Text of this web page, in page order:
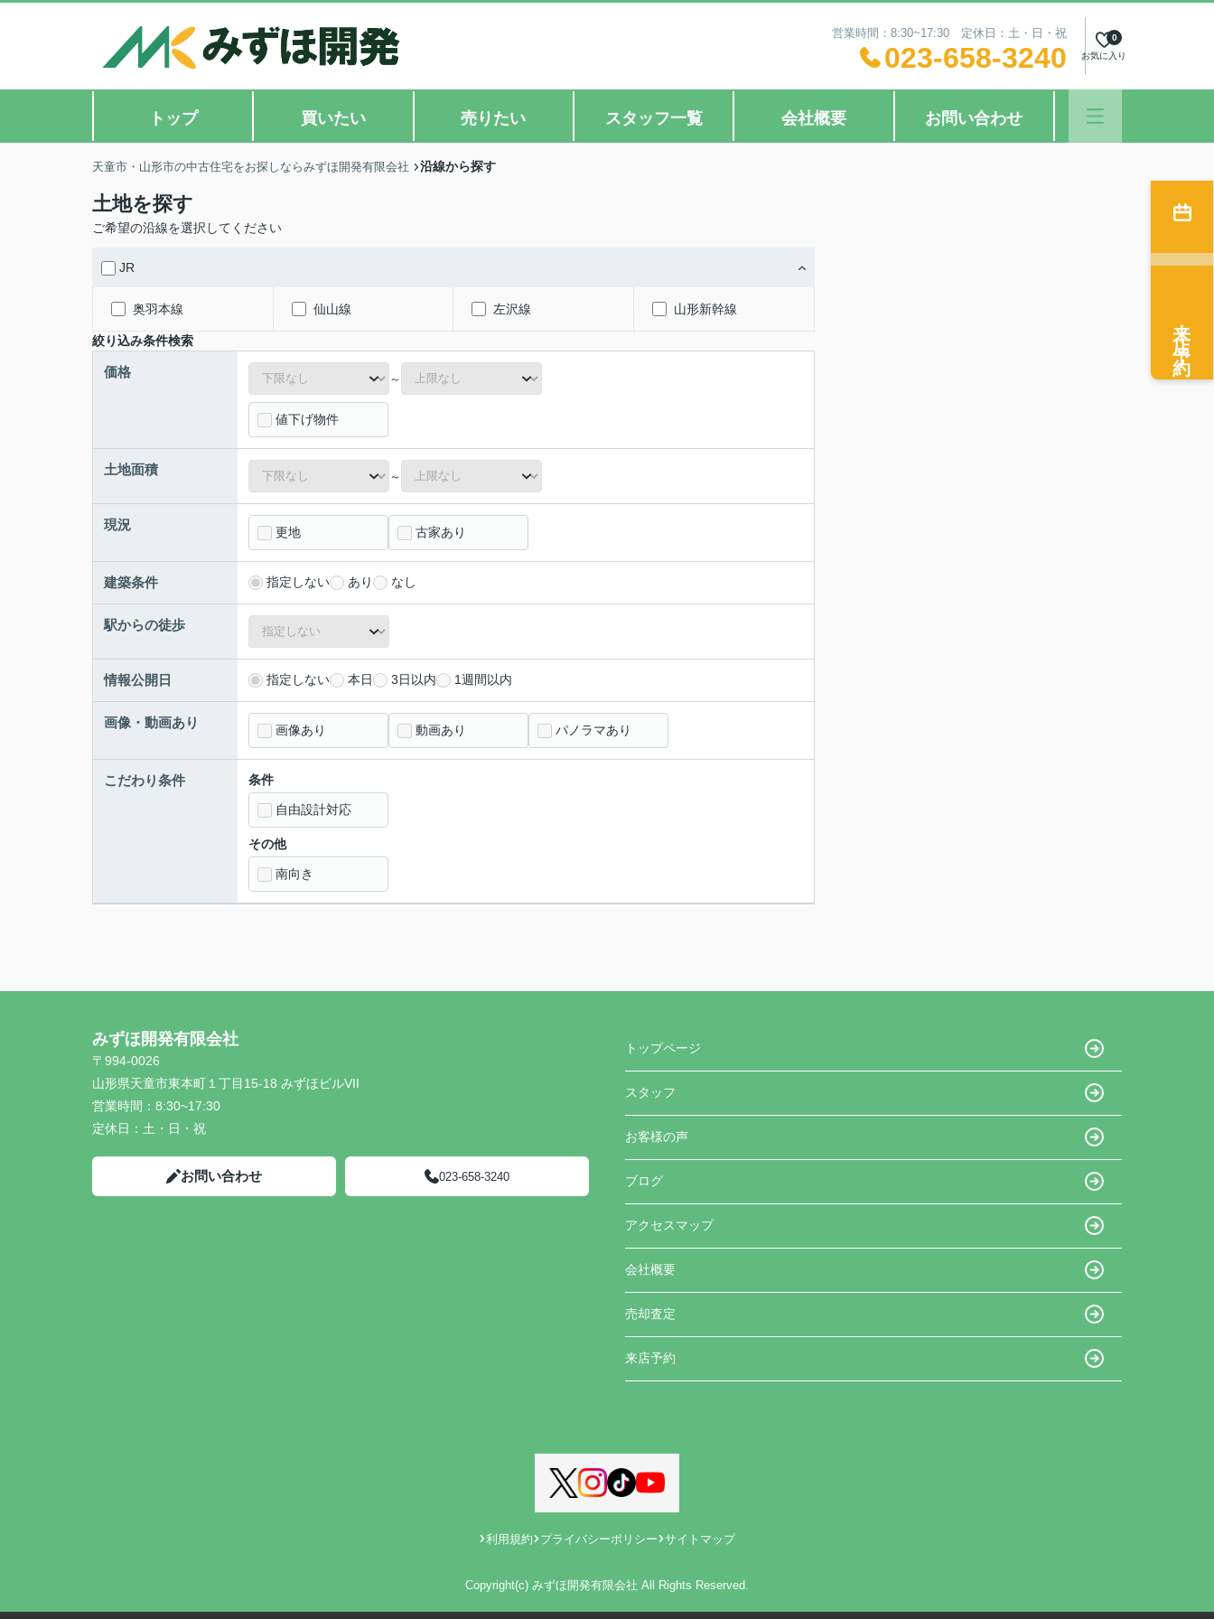
営業時間：8:30~17:30 定休日：土・日・祝
023-658-3240 お気に入り
0
トップ 買いたい 売りたい スタッフ一覧 会社概要 お問い合わせ
天童市・山形市の中古住宅をお探しならみずほ開発有限会社 沿線から探す
土地を探す
ご希望の沿線を選択してください
JR
奥羽本線 仙山線 左沢線 山形新幹線
絞り込み条件検索
価格 ～
値下げ物件
土地面積 ～
現況 更地 古家あり
建築条件 指定しない あり なし
駅からの徒歩
情報公開日 指定しない 本日 3日以内 1週間以内
画像・動画あり 画像あり 動画あり パノラマあり
こだわり条件 条件
自由設計対応
その他
南向き
来店予約
みずほ開発有限会社
〒994-0026
山形県天童市東本町１丁目15-18 みずほビルVII
営業時間： 8:30~17:30
定休日： 土・日・祝
お問い合わせ 023-658-3240
トップページ
スタッフ
お客様の声
ブログ
アクセスマップ
会社概要
売却査定
来店予約
利用規約 プライバシーポリシー サイトマップ
Copyright(c) みずほ開発有限会社 All Rights Reserved.